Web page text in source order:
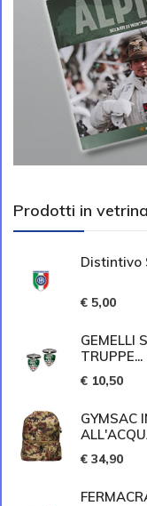
Prodotti in vetrina
Distintivo
€ 5,00
GEMELLI
TRUPPE...
€ 10,50
GYMSAC
€ 34,90